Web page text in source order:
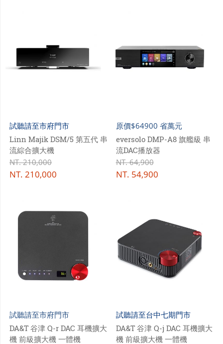
試聽請至市府門市
Linn Majik DSM/5 第五代 串
流綜合擴大機
NT.210,000
NT. 210,000
原價$64900 省萬元
eversolo DMP-A8 旗艦級 串
流DAC播放器
NT.64,900
NT. 54,900
試聽請至市府門市
DA&T 谷津 Q-r DAC 耳機擴大
機 前級擴大機 一體機
試聽請至台中七期門市
DA&T 谷津 Q-j DAC 耳機擴大
機 前級擴大機 一體機